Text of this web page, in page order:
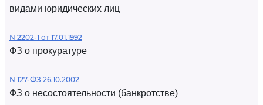
видами юридических лиц
N 2202-1 от 17.01.1992
ФЗ о прокуратуре
N 127-ФЗ 26.10.2002
ФЗ о несостоятельности (банкротстве)